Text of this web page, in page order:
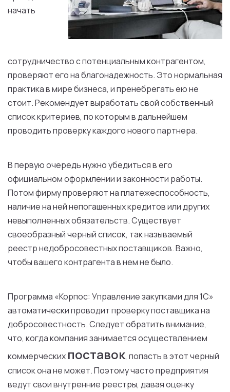
начать
сотрудничество с потенциальным контрагентом,
проверяют его на благонадежность. Это нормальная
практика в мире бизнеса, и пренебрегать ею не
стоит. Рекомендует выработать свой собственный
список критериев, по которым в дальнейшем
проводить проверку каждого нового партнера.
В первую очередь нужно убедиться в его
официальном оформлении и законности работы.
Потом фирму проверяют на платежеспособность,
наличие на ней непогашенных кредитов или других
невыполненных обязательств. Существует
своеобразный черный список, так называемый
реестр недобросовестных поставщиков. Важно,
чтобы вашего контрагента в нем не было.
Программа «Корпос: Управление закупками для 1С»
автоматически проводит проверку поставщика на
добросовестность. Следует обратить внимание,
что, когда компания занимается осуществлением
коммерческих поставок, попасть в этот черный
список она не может. Поэтому часто предприятия
ведут свои внутренние реестры, давая оценку